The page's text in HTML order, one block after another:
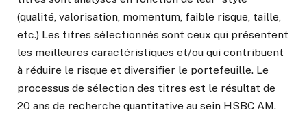
(qualité, valorisation, momentum, faible risque, taille,
etc.) Les titres sélectionnés sont ceux qui présentent
les meilleures caractéristiques et/ou qui contribuent
à réduire le risque et diversifier le portefeuille. Le
processus de sélection des titres est le résultat de
20 ans de recherche quantitative au sein HSBC AM.